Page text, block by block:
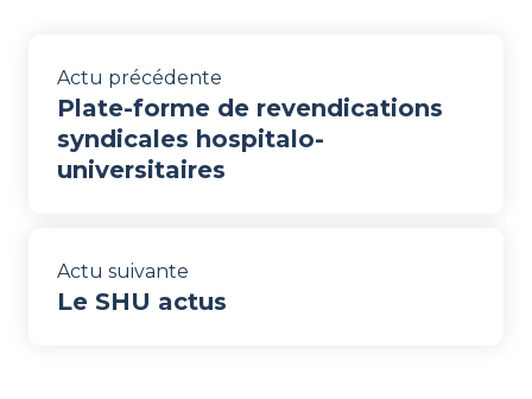
Actu précédente
Plate-forme de revendications
syndicales hospitalo-
universitaires
Actu suivante
Le SHU actus